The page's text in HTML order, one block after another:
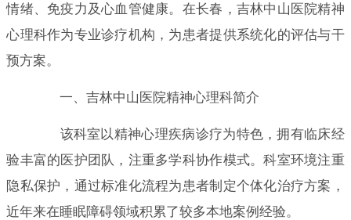
情绪、免疫力及心血管健康。在长春，吉林中山医院精神
心理科作为专业诊疗机构，为患者提供系统化的评估与干
预方案。
一、吉林中山医院精神心理科简介
该科室以精神心理疾病诊疗为特色，拥有临床经
验丰富的医护团队，注重多学科协作模式。科室环境注重
隐私保护，通过标准化流程为患者制定个体化治疗方案，
近年来在睡眠障碍领域积累了较多本地案例经验。